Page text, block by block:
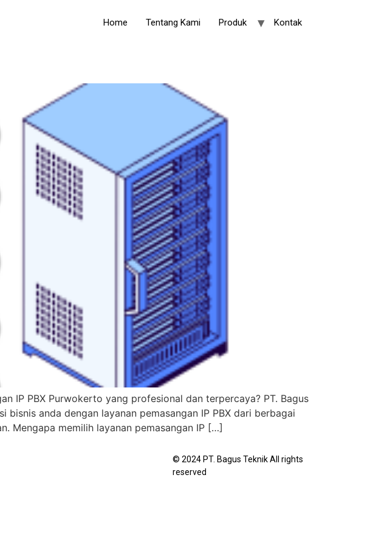
Home Tentang Kami Produk Kontak
IP PBX Purwokerto yang profesional dan terpercaya? PT. Bagus
anda dengan layanan pemasangan IP PBX dari berbagai
Mengapa memilih layanan pemasangan IP […]
© 2024 PT. Bagus Teknik All rights
reserved